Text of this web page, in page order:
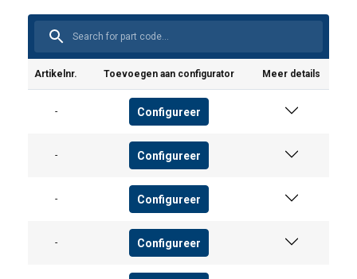
Artikelnr. Toevoegen aan configurator Meer details
- Configureer
- Configureer
- Configureer
- Configureer